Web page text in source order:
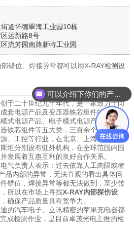
道怀德翠海工业园10栋
运新路8号
流芳园南路新特工业园
于二十世纪九十年代，是一家致力于向
套电源产品及变压器铁芯组件的专业供
式电源产品、电子模式电源产品、特种
铁芯组件等五大类，三百余个品种，广
、工控等行业，在北京、上海、日本、
坦分别设有驻外机构，在全球范围内围
发展着互惠互利的良好合作关系。
气负责人表示：过去依靠人工肉眼或者
品内部的异常，无法直观的看出具体问
错位，焊接异常等都无法做到，至少传
所以在市场上寻找X-RAY内部探伤设
确保产品质量具有竞争力。
的汽车电子、立讯精密的苹果充电器都
成检测作业，是目前卓茂光电主推的检
可以介绍下你们的产品么